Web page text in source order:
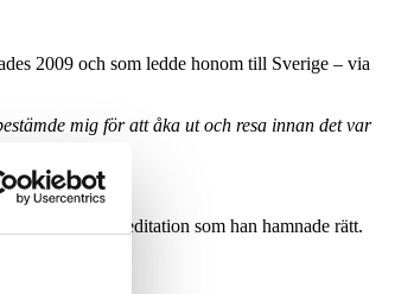
2009 och som ledde honom till Sverige – via
mig för att åka ut och resa innan det var
han testade meditation som han hamnade rätt.